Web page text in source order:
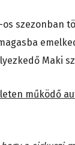
os szezonban
Maki
működő